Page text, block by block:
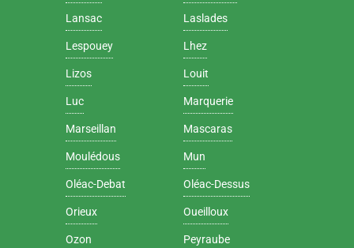
Lansac Laslades
Lespouey Lhez
Lizos Louit
Luc Marquerie
Marseillan Mascaras
Moulédous Mun
Oléac-Debat Oléac-Dessus
Orieux Oueilloux
Ozon Peyraube